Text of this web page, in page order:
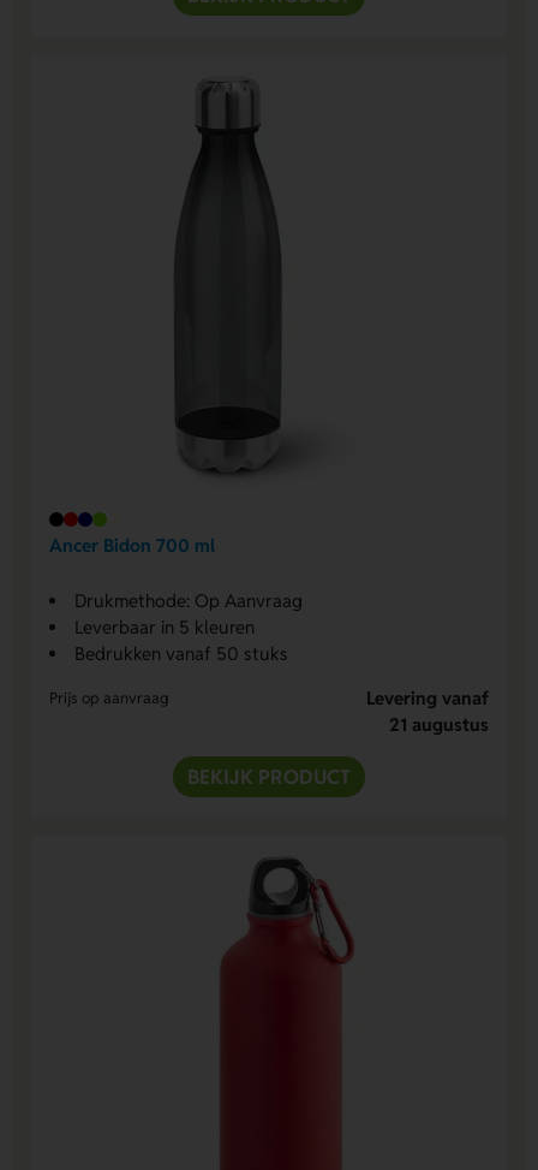
Ancer Bidon 700 ml
Drukmethode: Op Aanvraag
Leverbaar in 5 kleuren
Bedrukken vanaf 50 stuks
Prijs op aanvraag
Levering vanaf
21 augustus
BEKIJK PRODUCT